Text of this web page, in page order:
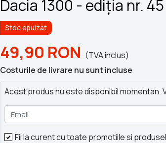
Dacia 1300 - ediția nr.
Stoc epuizat
49,90 RON (TVA inclus)
Costurile de livrare nu sunt incluse
Acest produs nu este disponibil momentan.
Email
Fii la curent cu toate promotiile si